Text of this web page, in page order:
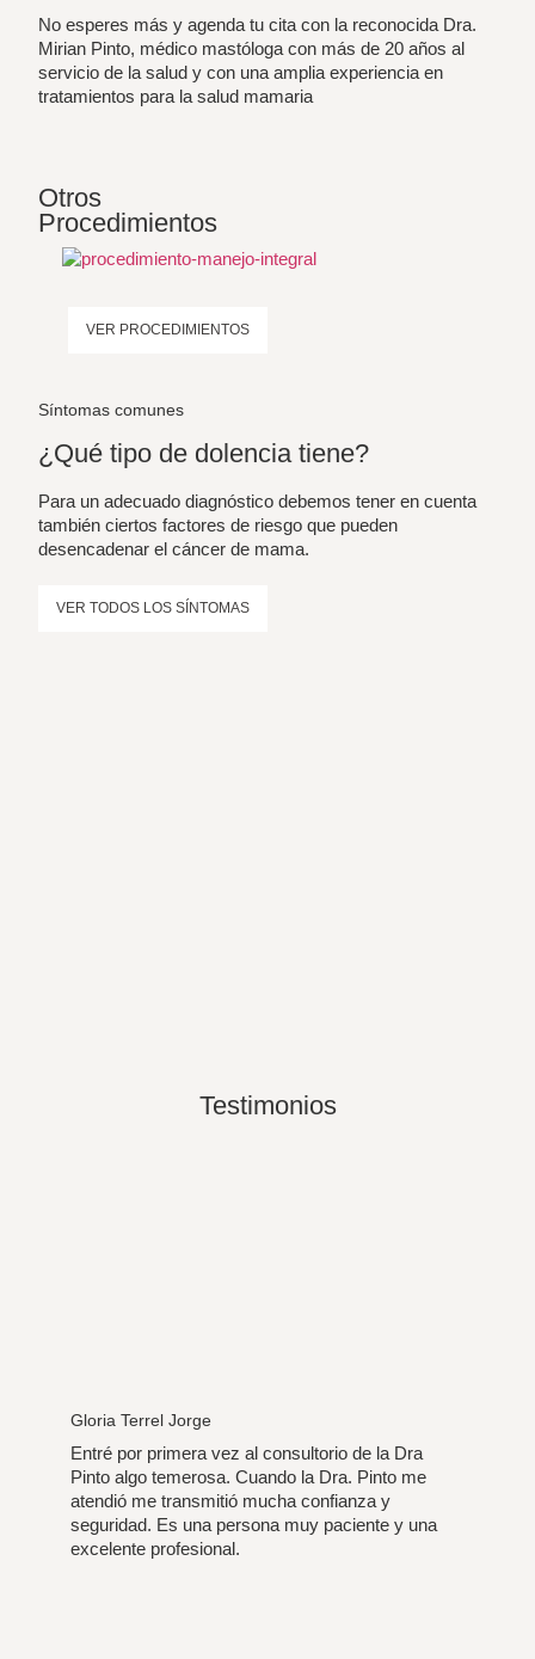
No esperes más y agenda tu cita con la reconocida Dra.
Mirian Pinto, médico mastóloga con más de 20 años al
servicio de la salud y con una amplia experiencia en
tratamientos para la salud mamaria
Otros
Procedimientos
VER PROCEDIMIENTOS
Síntomas comunes
¿Qué tipo de dolencia tiene?
Para un adecuado diagnóstico debemos tener en cuenta
también ciertos factores de riesgo que pueden
desencadenar el cáncer de mama.
VER TODOS LOS SÍNTOMAS
Testimonios
Gloria Terrel Jorge
Entré por primera vez al consultorio de la Dra
Pinto algo temerosa. Cuando la Dra. Pinto me
atendió me transmitió mucha confianza y
seguridad. Es una persona muy paciente y una
excelente profesional.